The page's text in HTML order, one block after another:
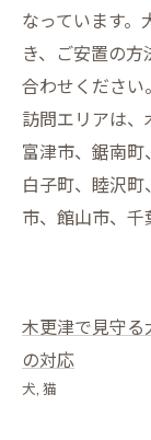
なっています。
き、ご安置の
合わせください。
訪問エリアは、
富津市、鋸南町
白子町、睦沢
市、館山市、
木更津で見守
の対応
犬 猫